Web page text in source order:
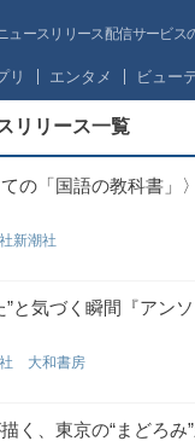
ュースリリース配信サービス
リ エンタメ ビュー
リリース一覧
の「国語の教科書
新潮社
”と気づく瞬間『アン
大和書房
く、東京の“まどろ